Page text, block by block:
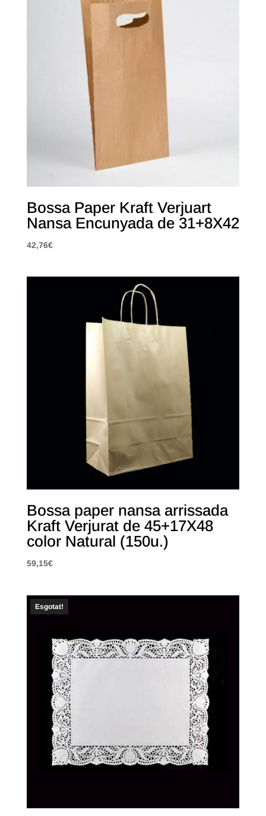
Bossa Paper Kraft Verjuart
Nansa Encunyada de 31+8X42
42,76€
Bossa paper nansa arrissada
Kraft Verjurat de 45+17X48
color Natural (150u.)
59,15€
Esgotat!